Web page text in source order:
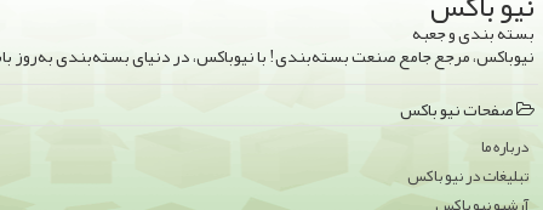
بسته بندی و جعبه
نیوباکس، مرجع جامع صنعت بسته‌بندی! با نیوباکس، در دنیای بسته‌بندی به‌روز
صفحات نیو باكس
درباره ما
تبلیغات در نیو باكس